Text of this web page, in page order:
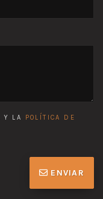
Y LA
POLÍTICA DE
ENVIAR